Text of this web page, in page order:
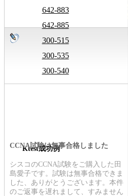
642-883
642-885
300-515
300-535
300-540
Ktest成功例
CCNA試験は無事合格しました
シスコのCCNA試験をご購入した田
島愛子です。試験は無事合格できま
した、ありがとうございます。本件
のご返事を遅れまして、すみません